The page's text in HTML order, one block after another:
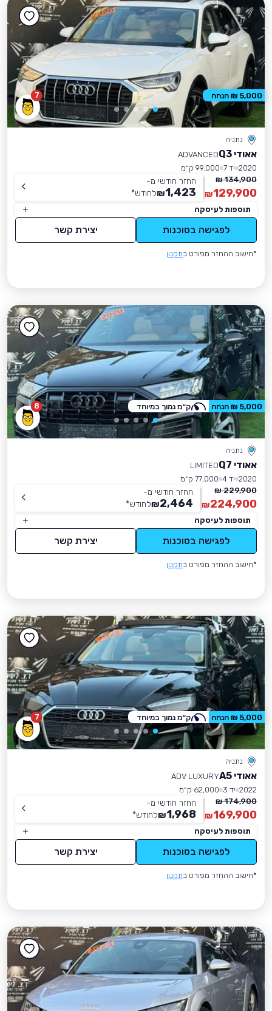
7
נתניה
אאודי Q3
ADVANCED
2020 יד 7
99,000 ק״מ
134,900 ₪
129,900
₪
החזר חודשי מ-
1,423
₪לחודש*
תוספות לעיסקה
לפגישה בסוכנות יצירת קשר
*חישוב ההחזר מפורט בתקנון
5,000 ₪ הנחה
8
נתניה
אאודי Q7
LIMITED
2020 יד 4
77,000 ק״מ
229,900 ₪
224,900
₪
החזר חודשי מ-
2,464
₪לחודש*
תוספות לעיסקה
לפגישה בסוכנות יצירת קשר
*חישוב ההחזר מפורט בתקנון
5,000 ₪ הנחה ק״מ נמוך במיוחד
7
נתניה
אאודי A5
ADV LUXURY
2022 יד 3
62,000 ק״מ
174,900 ₪
169,900
₪
החזר חודשי מ-
1,968
₪לחודש*
תוספות לעיסקה
לפגישה בסוכנות יצירת קשר
*חישוב ההחזר מפורט בתקנון
5,000 ₪ הנחה ק״מ נמוך במיוחד